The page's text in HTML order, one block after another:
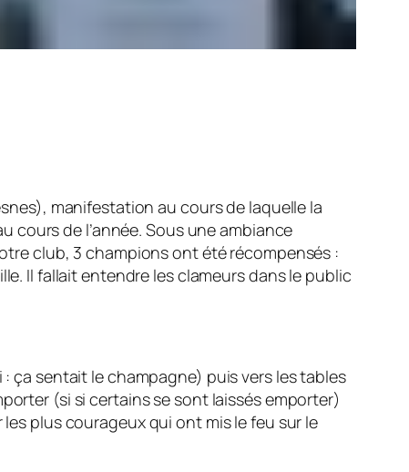
, manifestation au cours de laquelle la
cours de l’année. Sous une ambiance
club, 3 champions ont été récompensés :
Il fallait entendre les clameurs dans le public
ça sentait le champagne) puis vers les tables
(si si certains se sont laissés emporter)
plus courageux qui ont mis le feu sur le